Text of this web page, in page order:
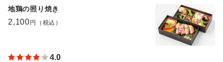
地鶏の照り焼き
2,100 円（税込）
4.0